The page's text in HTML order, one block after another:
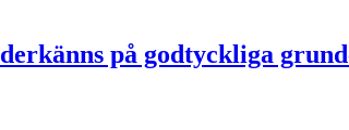
på godtyckliga